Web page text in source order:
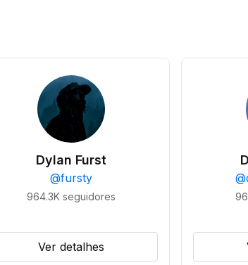
Dylan Furst
@fursty
964.3K seguidores
Ver detalhes
@